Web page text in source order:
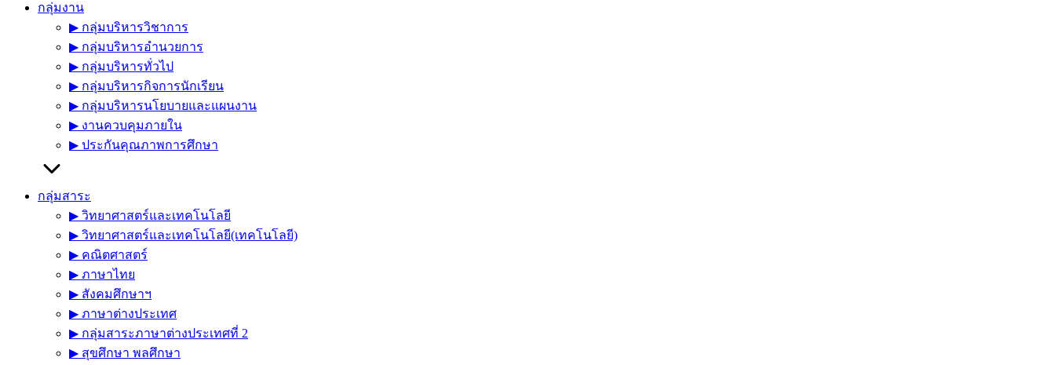
กลุ่มงาน
▶︎ กลุ่มบริหารวิชาการ
▶︎ กลุ่มบริหารอำนวยการ
▶︎ กลุ่มบริหารทั่วไป
▶︎ กลุ่มบริหารกิจการนักเรียน
▶︎ กลุ่มบริหารนโยบายและแผนงาน
▶︎ งานควบคุมภายใน
▶︎ ประกันคุณภาพการศึกษา
กลุ่มสาระ
▶︎ วิทยาศาสตร์และเทคโนโลยี
▶︎ วิทยาศาสตร์และเทคโนโลยี(เทคโนโลยี)
▶︎ คณิตศาสตร์
▶︎ ภาษาไทย
▶︎ สังคมศึกษาฯ
▶︎ ภาษาต่างประเทศ
▶︎ กลุ่มสาระภาษาต่างประเทศที่ 2
▶︎ สุขศึกษา พลศึกษา